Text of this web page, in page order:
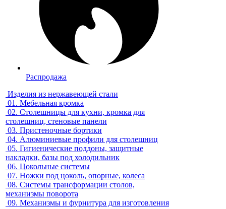
Распродажа
Изделия из нержавеющей стали
01. Мебельная кромка
02. Столешницы для кухни, кромка для
столешниц, стеновые панели
03. Пристеночные бортики
04. Алюминиевые профили для столешниц
05. Гигиенические поддоны, защитные
накладки, базы под холодильник
06. Цокольные системы
07. Ножки под цоколь, опорные, колеса
08. Системы трансформации столов,
механизмы поворота
09. Механизмы и фурнитура для изготовления